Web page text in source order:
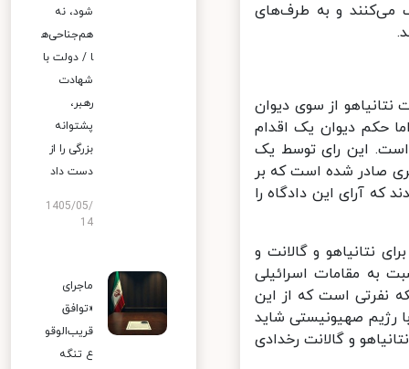
می‌کنند و به طرف‌های
از سوی دیوان
حکم دیوان یک اقدام
این رای توسط یک
صادر شده است که بر
و متعهدند که آرای این دادگاه را
نتانیاهو و گالانت و
به مقامات اسرائیلی
گرفته باشد بلکه نفرتی است که از این
صهیونیستی شاید
و گالانت رخدادی
شود، نه
هم‌جناحی‌ه
ا / دولت با
شهادت
رهبر،
پشتوانه
بزرگی را از
دست داد
1405/05/
14
ماجرای
«توافق
قریب‌الوقو
ع تنگه